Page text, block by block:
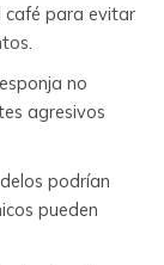
café para evitar
no
agresivos
podrían
pueden